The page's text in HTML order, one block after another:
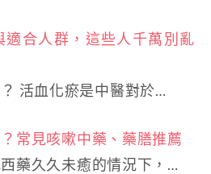
適合人群，這些人千萬別亂
活血化瘀是中醫對於…
常見咳嗽中藥、藥膳推薦
藥久久未癒的情況下，…